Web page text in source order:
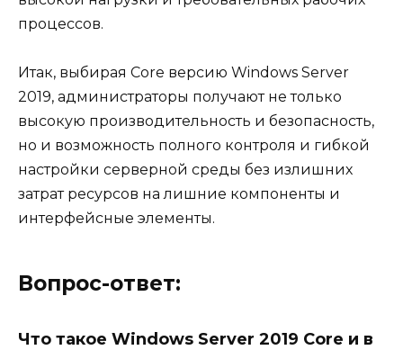
процессов.
Итак, выбирая Core версию Windows Server
2019, администраторы получают не только
высокую производительность и безопасность,
но и возможность полного контроля и гибкой
настройки серверной среды без излишних
затрат ресурсов на лишние компоненты и
интерфейсные элементы.
Вопрос-ответ:
Что такое Windows Server 2019 Core и в